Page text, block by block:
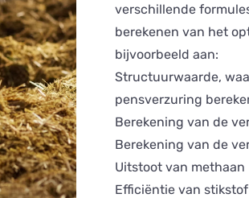
verschillende
berekenen van het
bijvoorbeeld aan:
Structuurwaarde,
pensverzuring
Berekening van de
Berekening van de
Uitstoot van methaan
Efficiëntie van